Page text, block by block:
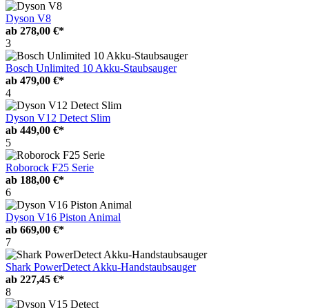
Dyson V8
ab 278,00 €*
3
Bosch Unlimited 10 Akku-Staubsauger
ab 479,00 €*
4
Dyson V12 Detect Slim
ab 449,00 €*
5
Roborock F25 Serie
ab 188,00 €*
6
Dyson V16 Piston Animal
ab 669,00 €*
7
Shark PowerDetect Akku-Handstaubsauger
ab 227,45 €*
8